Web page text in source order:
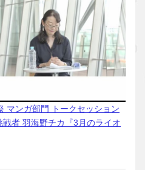
マンガ部門 トークセッション
戦者 羽海野チカ『3月のライオ